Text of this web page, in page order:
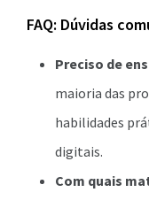
FAQ: Dúvidas
Preciso de
maioria das
habilidades
digitais.
Com quais